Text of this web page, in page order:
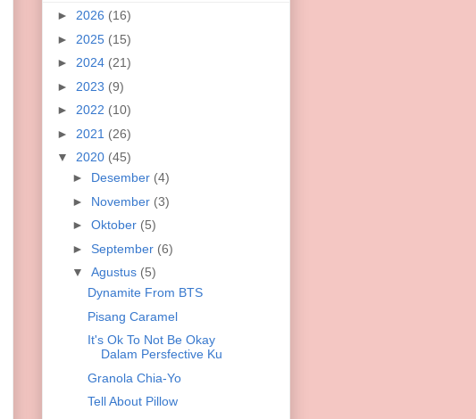
► 2026 (16)
► 2025 (15)
► 2024 (21)
► 2023 (9)
► 2022 (10)
► 2021 (26)
▼ 2020 (45)
► Desember (4)
► November (3)
► Oktober (5)
► September (6)
▼ Agustus (5)
Dynamite From BTS
Pisang Caramel
It's Ok To Not Be Okay
Dalam Persfective Ku
Granola Chia-Yo
Tell About Pillow